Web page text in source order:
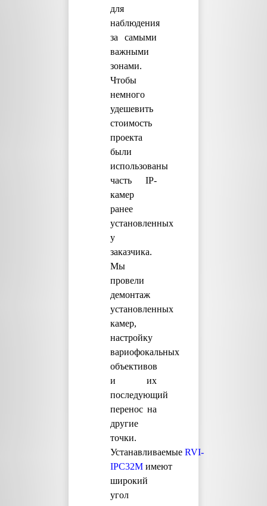
для
наблюдения
за самыми
важными
зонами.
Чтобы
немного
удешевить
стоимость
проекта
были
использованы
часть IP-
камер
ранее
установленных
у
заказчика.
Мы
провели
демонтаж
установленных
камер,
настройку
вариофокальных
объективов
и их
последующий
перенос на
другие
точки.
Устанавливаемые RVI-
IPC32M имеют
широкий
угол